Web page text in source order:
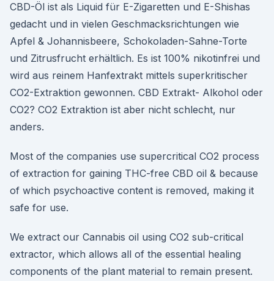
CBD-Öl ist als Liquid für E-Zigaretten und E-Shishas
gedacht und in vielen Geschmacksrichtungen wie
Apfel & Johannisbeere, Schokoladen-Sahne-Torte
und Zitrusfrucht erhältlich. Es ist 100% nikotinfrei und
wird aus reinem Hanfextrakt mittels superkritischer
CO2-Extraktion gewonnen. CBD Extrakt- Alkohol oder
CO2? CO2 Extraktion ist aber nicht schlecht, nur
anders.
Most of the companies use supercritical CO2 process
of extraction for gaining THC-free CBD oil & because
of which psychoactive content is removed, making it
safe for use.
We extract our Cannabis oil using CO2 sub-critical
extractor, which allows all of the essential healing
components of the plant material to remain present.